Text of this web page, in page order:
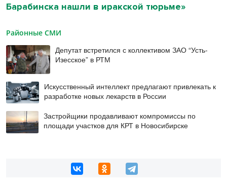
Барабинска нашли в иракской тюрьме»
Районные СМИ
Депутат встретился с коллективом ЗАО “Усть-
Изесское” в РТМ
Искусственный интеллект предлагают привлекать к
разработке новых лекарств в России
Застройщики продавливают компромиссы по
площади участков для КРТ в Новосибирске